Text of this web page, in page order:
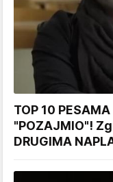
TOP 10
"POZAJMIO"!
DRUGIMA